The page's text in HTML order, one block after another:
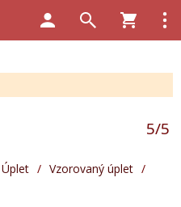
5/5
Úplet / Vzorovaný úplet /